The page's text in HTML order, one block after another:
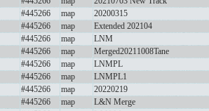
#445266 map
20200315
#445266 map
Extended 202104
#445266 map
LNM
#445266 map
Merged20211008Tane
#445266 map
LNMPL
#445266 map
LNMPL1
#445266 map
20220219
#445266 map
L&N Merge